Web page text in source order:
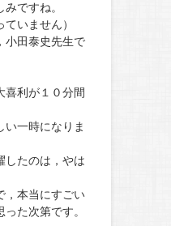
ですね。
ていません）
小田泰史先生で
喜利が１０分間
い一時になりま
したのは，やは
，本当にすごい
た次第です。